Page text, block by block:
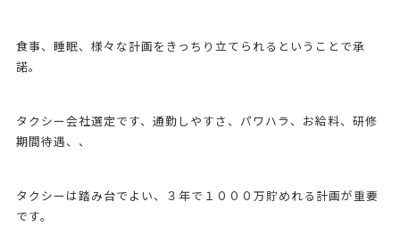
食事、睡眠、様々な計画をきっちり立てられるということで承
諾。
タクシー会社選定です、通勤しやすさ、パワハラ、お給料、研修
期間待遇、、
タクシーは踏み台でよい、３年で１０００万貯めれる計画が重要
です。